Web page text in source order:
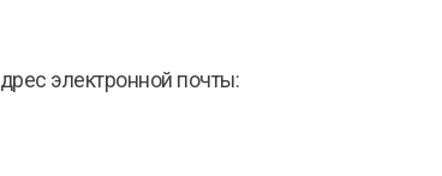
электронной почты: